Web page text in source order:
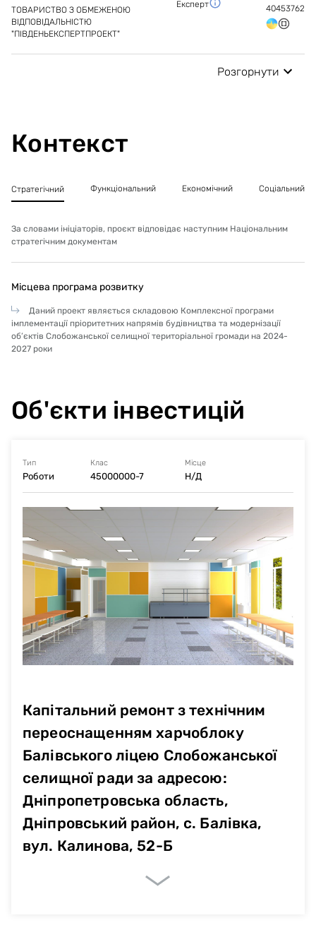
ПРИ ПІДГОТОВЦІ ТЗ НА ПРОЕКТУВАННЯ РОБІТ З
МОДЕРНІЗАЦІЇ БУЛО ПЕРЕДБАЧЕНО:
багатофункційні системи марміти, електроплити);
СПЕЦІАЛЬНЕ І ПОСУДОМИЙНЕ ОСНАЩЕННЯ ЇДАЛЬНІ
БУЛО ЗАПРОЄКТОВАНО:
виробниче приміщення;
обідню залу з допоміжними приміщеннями (туалети,
обідню залу з основними виробничими
приміщеннями бажано розмістити в місцях з
природнім освітленням;
приміщення для виготовлення продукції (основні
виробничі приміщення, складські приміщення та
службово-побутові приміщення);
приміщення для зберігання продуктів (із
ТОВАРИСТВО З ОБМЕЖЕНОЮ
ВІДПОВІДАЛЬНІСТЮ
"ПІВДЕНЬЕКСПЕРТПРОЕКТ"
Експерт 40453762
Розгорнути
Контекст
Стратегічний Функціональний Економічний Соціальний
За словами ініціаторів, проєкт відповідає наступним Національним
стратегічним документам
Місцева програма розвитку
Даний проект являється складовою Комплексної програми
імплементації пріоритетних напрямів будівництва та модернізації
об’єктів Слобожанської селищної територіальної громади на 2024-
2027 роки
Об'єкти інвестицій
Тип
Роботи
Клас
45000000-7
Місце
Н/Д
Капітальний ремонт з технічним
переоснащенням харчоблоку
Балівського ліцею Слобожанської
селищної ради за адресою:
Дніпропетровська область,
Дніпровський район, с. Балівка,
вул. Калинова, 52-Б